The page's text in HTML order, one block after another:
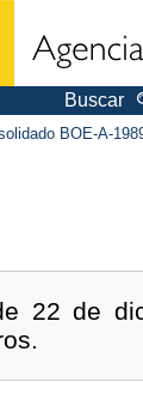
Buscar
BOE-A-
22 de